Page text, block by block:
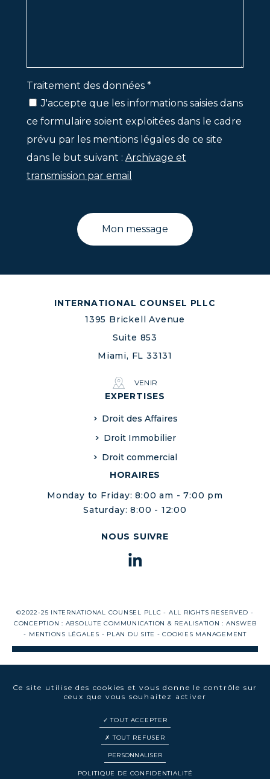
Traitement des données *
J'accepte que les informations saisies dans
ce formulaire soient exploitées dans le cadre
prévu par les mentions légales de ce site
dans le but suivant : Archivage et
transmission par email
INTERNATIONAL COUNSEL PLLC
1395 Brickell Avenue
Suite 853
Miami, FL 33131
VENIR
EXPERTISES
Droit des Affaires
Droit Immobilier
Droit commercial
HORAIRES
Monday to Friday: 8:00 am - 7:00 pm
Saturday: 8:00 - 12:00
NOUS SUIVRE
©2022-25 INTERNATIONAL COUNSEL PLLC - ALL RIGHTS RESERVED -
CONCEPTION : ABSOLUTE COMMUNICATION & REALISATION : ANSWEB
- MENTIONS LÉGALES - PLAN DU SITE -COOKIES MANAGEMENT
EN
Ce site utilise des cookies et vous donne le contrôle sur
ceux que vous souhaitez activer
TOUT ACCEPTER
TOUT REFUSER
PERSONNALISER
POLITIQUE DE CONFIDENTIALITÉ